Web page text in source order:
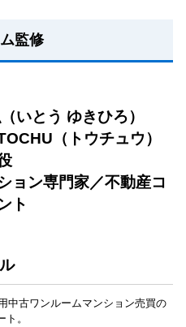
監修
いとう ゆきひろ）
（トウチュウ）
ョン専門家／不動産コ
ト
中古ワンルームマンション売買の
。